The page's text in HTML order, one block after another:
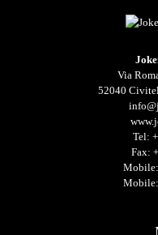
Via
52040
Tel:
Fax:
Mobile:
Mobile: